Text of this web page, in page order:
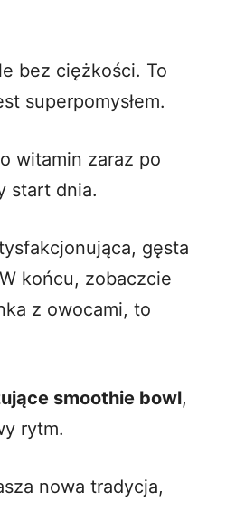
bez ciężkości. To
superpomysłem.
witamin zaraz po
start dnia.
gęsta
końcu, zobaczcie
z owocami, to
smoothie bowl,
rytm.
nowa tradycja,